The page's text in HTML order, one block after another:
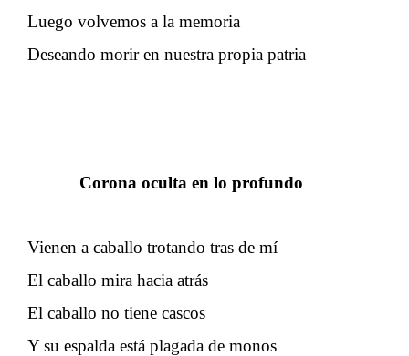
Luego volvemos a la memoria
Deseando morir en nuestra propia patria
Corona oculta en lo profundo
Vienen a caballo trotando tras de mí
El caballo mira hacia atrás
El caballo no tiene cascos
Y su espalda está plagada de monos